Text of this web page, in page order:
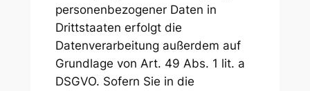
personenbezogener Daten in
Drittstaaten erfolgt die
Datenverarbeitung außerdem auf
Grundlage von Art. 49 Abs. 1 lit. a
DSGVO. Sofern Sie in die